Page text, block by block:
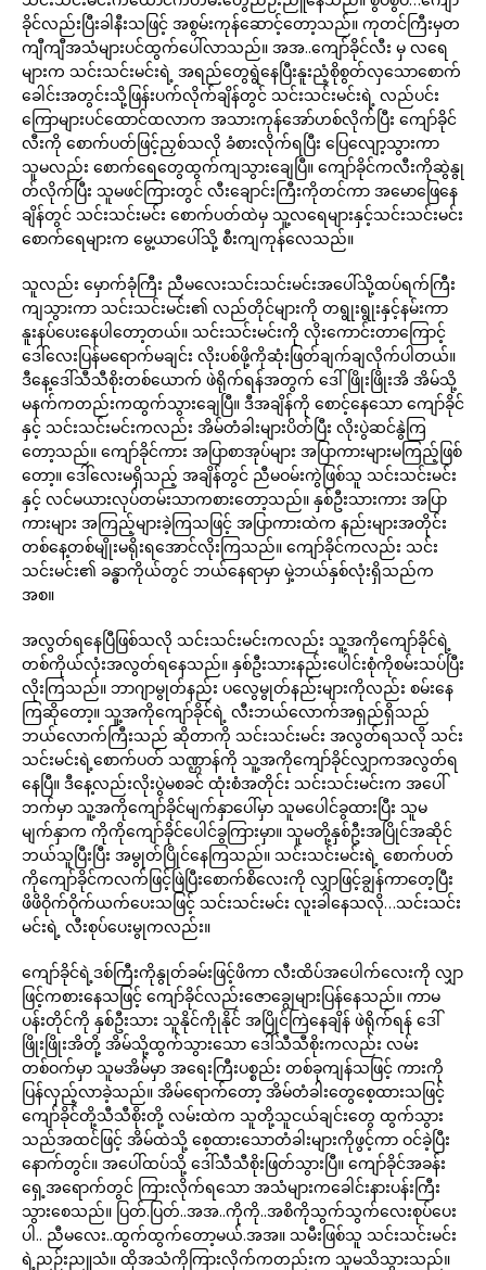
ခိုင်လည်းပြီးခါနီးသဖြင့် အစွမ်းကုန်ဆောင့်တော့သည်။ ကုတင်ကြီးမှတ
ကျီကျီအသံများပင်ထွက်ပေါ်လာသည်။ အအ..ကျော်ခိုင်လီး မှ လရေ
များက သင်းသင်းမင်းရဲ့ အရည်တွေရွဲနေပြီးနူးညံ့စိုစွတ်လှသောစောက်
ခေါင်းအတွင်းသို့ဖြန်းပက်လိုက်ချိန်တွင် သင်းသင်းမင်းရဲ့ လည်ပင်း
ကြောများပင်ထောင်ထလာက အသားကုန်အော်ဟစ်လိုက်ပြီး ကျော်ခိုင်
လီးကို စောက်ပတ်ဖြင့်ညှစ်သလို ခံစားလိုက်ရပြီး ပြေလျော့သွားကာ
သူမလည်း စောက်ရေတွေထွက်ကျသွားချေပြီ။ ကျော်ခိုင်ကလီးကိုဆွဲနွု
တ်လိုက်ပြီး သူမဖင်ကြားတွင် လီးချောင်းကြီးကိုတင်ကာ အမောဖြေနေ
ချိန်တွင် သင်းသင်းမင်း စောက်ပတ်ထဲမှ သူ့လရေများနှင့်သင်းသင်းမင်း
စောက်ရေများက မွေ့ယာပေါ်သို့ စီးကျကုန်လေသည်။
သူလည်း မှောက်ခုံကြီး ညီမလေးသင်းသင်းမင်းအပေါ်သို့ထပ်ရက်ကြီး
ကျသွားကာ သင်းသင်းမင်း၏ လည်တိုင်များကို တရွုးရွုးနှင့်နမ်းကာ
နူးနပ်ပေးနေပါတော့တယ်။ သင်းသင်းမင်းကို လိုးကောင်းတာကြောင့်
ဒေါ်လေးပြန်မရောက်မချင်း လိုးပစ်ဖို့ကိုဆုံးဖြတ်ချက်ချလိုက်ပါတယ်။
ဒီနေ့ဒေါ်သီသီစိုးတစ်ယောက် ဖဲရိုက်ရန်အတွက် ဒေါ်ဖြိုးဖြိုးအိ အိမ်သို့
မနက်ကတည်းကထွက်သွားချေပြီ။ ဒီအချိန်ကို စောင့်နေသော ကျော်ခိုင်
နှင့် သင်းသင်းမင်းကလည်း အိမ်တံခါးများပိတ်ပြီး လိုးပွဲဆင်နွဲကြ
တော့သည်။ ကျော်ခိုင်ကား အပြာစာအုပ်များ အပြာကားများမကြည့်ဖြစ်
တော့။ ဒေါ်လေးမရှိသည့် အချိန်တွင် ညီမဝမ်းကွဲဖြစ်သူ သင်းသင်းမင်း
နှင့် လင်မယားလုပ်တမ်းသာကစားတော့သည်။ နှစ်ဦးသားကား အပြာ
ကားများ အကြည့်များခဲ့ကြသဖြင့် အပြာကားထဲက နည်းများအတိုင်း
တစ်နေ့တစ်မျိုးမရိုးရအောင်လိုးကြသည်။ ကျော်ခိုင်ကလည်း သင်း
သင်းမင်း၏ ခန္ဓာကိုယ်တွင် ဘယ်နေရာမှာ မှဲ့ဘယ်နှစ်လုံးရှိသည်က
အစ။
အလွတ်ရနေပြီဖြစ်သလို သင်းသင်းမင်းကလည်း သူ့အကိုကျော်ခိုင်ရဲ့
တစ်ကိုယ်လုံးအလွတ်ရနေသည်။ နှစ်ဦးသားနည်းပေါင်းစုံကိုစမ်းသပ်ပြီး
လိုးကြသည်။ ဘာဂျာမွုတ်နည်း ပလွေမွုတ်နည်းများကိုလည်း စမ်းနေ
ကြဆိုတော့။ သူ့အကိုကျော်ခိုင်ရဲ့ လီးဘယ်လောက်အရှည်ရှိသည်
ဘယ်လောက်ကြီးသည် ဆိုတာကို သင်းသင်းမင်း အလွတ်ရသလို သင်း
သင်းမင်းရဲ့စောက်ပတ် သဏ္ဌာန်ကို သူ့အကိုကျော်ခိုင်လျှာကအလွတ်ရ
နေပြီ။ ဒီနေ့လည်းလိုးပွဲမစခင် ထုံးစံအတိုင်း သင်းသင်းမင်းက အပေါ်
ဘက်မှာ သူ့အကိုကျော်ခိုင်မျက်နှာပေါ်မှာ သူမပေါင်ခွထားပြီး သူမ
မျက်နှာက ကိုကိုကျော်ခိုင်ပေါင်ခွကြားမှာ။ သူမတို့နှစ်ဦးအပြိုင်အဆိုင်
ဘယ်သူပြီးပြီး အမွုတ်ပြိုင်နေကြသည်။ သင်းသင်းမင်းရဲ့ စောက်ပတ်
ကိုကျော်ခိုင်ကလက်ဖြင့်ဖြဲပြီးစောက်စိလေးကို လျှာဖြင့်ချွန်ကာတေ့ပြီး
ဖိဖိဝိုက်ဝိုက်ယက်ပေးသဖြင့် သင်းသင်းမင်း လူးခါနေသလို…သင်းသင်း
မင်းရဲ့ လီးစုပ်ပေးမွုကလည်း။
ကျော်ခိုင်ရဲ့ဒစ်ကြီးကိုနွုတ်ခမ်းဖြင့်ဖိကာ လီးထိပ်အပေါက်လေးကို လျှာ
ဖြင့်ကစားနေသဖြင့် ကျော်ခိုင်လည်းဇောချွေများပြန်နေသည်။ ကာမ
ပန်းတိုင်ကို နှစ်ဦးသား သူနိုင်ကိုုနိုင် အပြိုင်ကြဲနေချိန် ဖဲရိုက်ရန် ဒေါ်
ဖြိုးဖြိုးအိတို့ အိမ်သို့ထွက်သွားသော ဒေါ်သီသီစိုးကလည်း လမ်း
တစ်ဝက်မှာ သူမအိမ်မှာ အရေးကြီးပစ္စည်း တစ်ခုကျန်သဖြင့် ကားကို
ပြန်လှည့်လာခဲ့သည်။ အိမ်ရောက်တော့ အိမ်တံခါးတွေစေ့ထားသဖြင့်
ကျော်ခိုင်တို့သီသီစိုးတို့ လမ်းထဲက သူတို့သူငယ်ချင်းတွေ ထွက်သွား
သည်အထင်ဖြင့် အိမ်ထဲသို့ စေ့ထားသောတံခါးများကိုဖွင့်ကာ ဝင်ခဲ့ပြီး
နောက်တွင်။ အပေါ်ထပ်သို့ ဒေါ်သီသီစိုးဖြတ်သွားပြီ။ ကျော်ခိုင်အခန်း
ရှေ့အရောက်တွင် ကြားလိုက်ရသော အသံများကခေါင်းနားပန်းကြီး
သွားစေသည်။ ပြတ်.ပြတ်..အအ..ကိုကို..အစိကိုသွက်သွက်လေးစုပ်ပေး
ပါ.. ညီမလေး..ထွက်ထွက်တော့မယ်.အအ။ သမီးဖြစ်သူ သင်းသင်းမင်း
ရဲ့ညဉ်းညူသံ။ ထိုအသံကိုကြားလိုက်ကတည်းက သူမသိသွားသည်။